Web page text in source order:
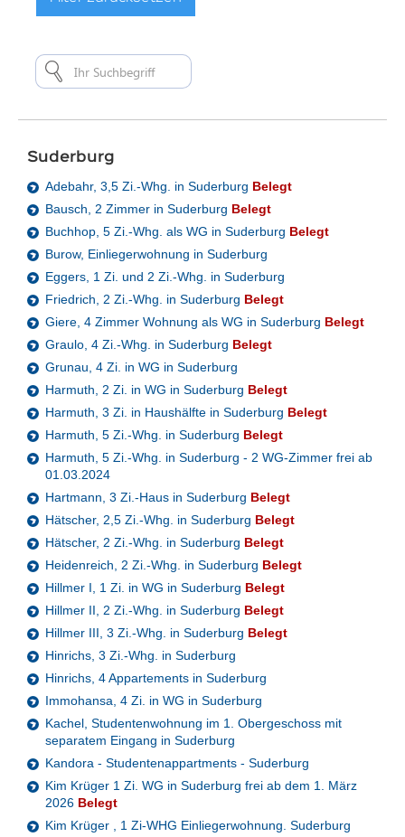
Suderburg
Adebahr, 3,5 Zi.-Whg. in Suderburg Belegt
Bausch, 2 Zimmer in Suderburg Belegt
Buchhop, 5 Zi.-Whg. als WG in Suderburg Belegt
Burow, Einliegerwohnung in Suderburg
Eggers, 1 Zi. und 2 Zi.-Whg. in Suderburg
Friedrich, 2 Zi.-Whg. in Suderburg Belegt
Giere, 4 Zimmer Wohnung als WG in Suderburg Belegt
Graulo, 4 Zi.-Whg. in Suderburg Belegt
Grunau, 4 Zi. in WG in Suderburg
Harmuth, 2 Zi. in WG in Suderburg Belegt
Harmuth, 3 Zi. in Haushälfte in Suderburg Belegt
Harmuth, 5 Zi.-Whg. in Suderburg Belegt
Harmuth, 5 Zi.-Whg. in Suderburg - 2 WG-Zimmer frei ab
01.03.2024
Hartmann, 3 Zi.-Haus in Suderburg Belegt
Hätscher, 2,5 Zi.-Whg. in Suderburg Belegt
Hätscher, 2 Zi.-Whg. in Suderburg Belegt
Heidenreich, 2 Zi.-Whg. in Suderburg Belegt
Hillmer I, 1 Zi. in WG in Suderburg Belegt
Hillmer II, 2 Zi.-Whg. in Suderburg Belegt
Hillmer III, 3 Zi.-Whg. in Suderburg Belegt
Hinrichs, 3 Zi.-Whg. in Suderburg
Hinrichs, 4 Appartements in Suderburg
Immohansa, 4 Zi. in WG in Suderburg
Kachel, Studentenwohnung im 1. Obergeschoss mit
separatem Eingang in Suderburg
Kandora - Studentenappartments - Suderburg
Kim Krüger 1 Zi. WG in Suderburg frei ab dem 1. März
2026 Belegt
Kim Krüger , 1 Zi-WHG Einliegerwohnung. Suderburg